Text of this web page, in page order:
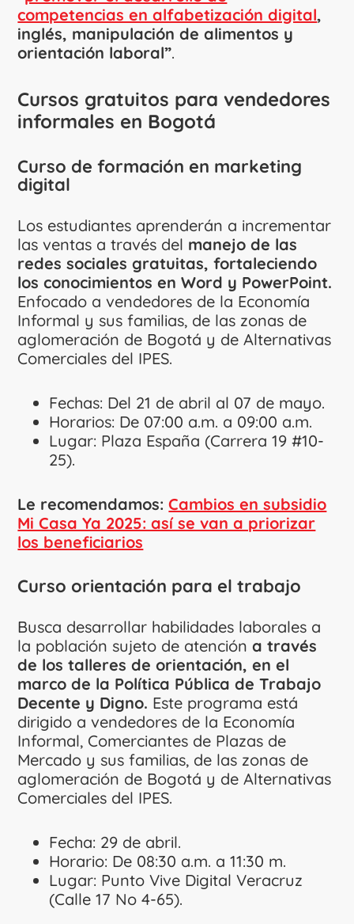
competencias en alfabetización digital,
inglés, manipulación de alimentos y
orientación laboral”.
Cursos gratuitos para vendedores
informales en Bogotá
Curso de formación en marketing
digital
Los estudiantes aprenderán a incrementar
las ventas a través del manejo de las
redes sociales gratuitas, fortaleciendo
los conocimientos en Word y PowerPoint.
Enfocado a vendedores de la Economía
Informal y sus familias, de las zonas de
aglomeración de Bogotá y de Alternativas
Comerciales del IPES.
Fechas: Del 21 de abril al 07 de mayo.
Horarios: De 07:00 a.m. a 09:00 a.m.
Lugar: Plaza España (Carrera 19 #10-
25).
Le recomendamos:Cambios en subsidio
Mi Casa Ya 2025: así se van a priorizar
los beneficiarios
Curso orientación para el trabajo
Busca desarrollar habilidades laborales a
la población sujeto de atencióna través
de los talleres de orientación, en el
marco de la Política Pública de Trabajo
Decente y Digno. Este programa está
dirigido a vendedores de la Economía
Informal, Comerciantes de Plazas de
Mercado y sus familias, de las zonas de
aglomeración de Bogotá y de Alternativas
Comerciales del IPES.
Fecha: 29 de abril.
Horario: De 08:30 a.m. a 11:30 m.
Lugar: Punto Vive Digital Veracruz
(Calle 17 No 4-65).